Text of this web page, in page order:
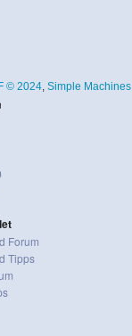
© 2024, Simple Machines
Forum
Tipps